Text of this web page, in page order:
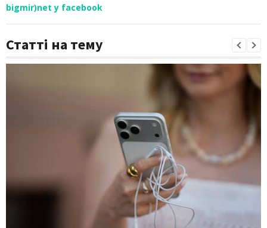
bigmir)net у facebook
Статті на тему